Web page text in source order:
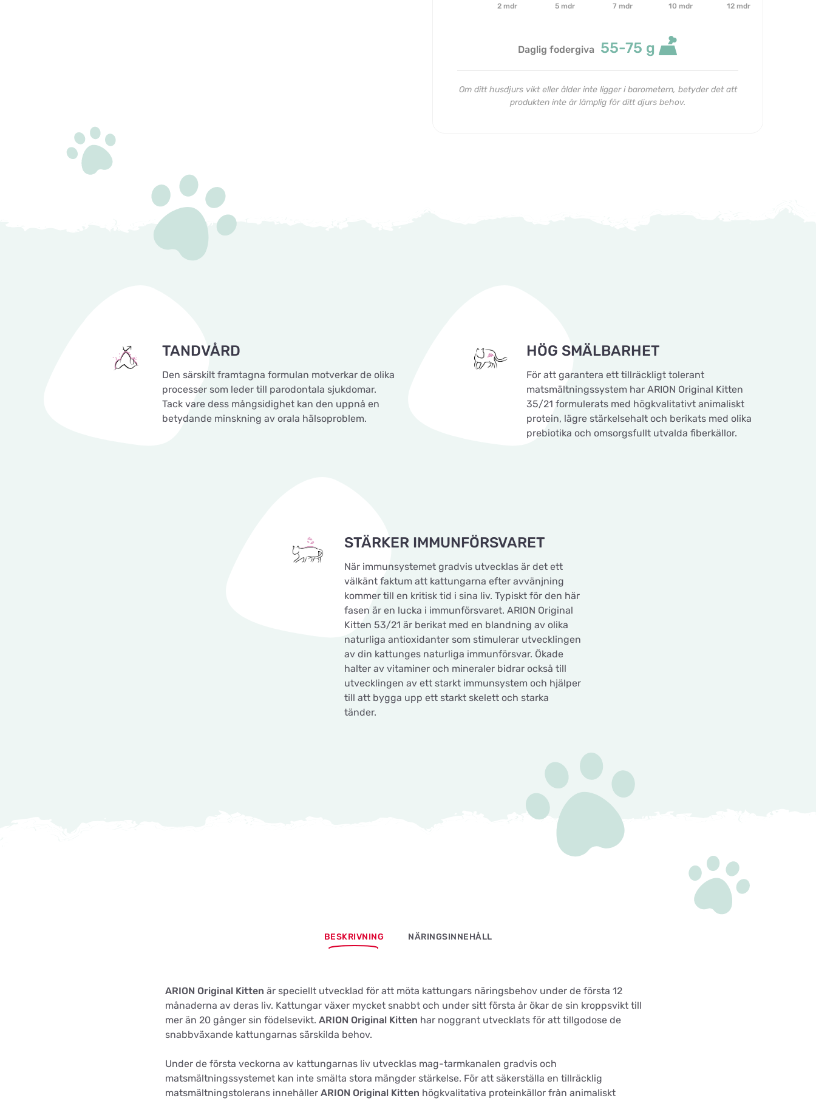
2 mdr 5 mdr 7 mdr 10 mdr 12 mdr
Daglig fodergiva 55-75 g
Om ditt husdjurs vikt eller ålder inte ligger i barometern, betyder det att
produkten inte är lämplig för ditt djurs behov.
TANDVÅRD
Den särskilt framtagna formulan motverkar de olika
processer som leder till parodontala sjukdomar.
Tack vare dess mångsidighet kan den uppnå en
betydande minskning av orala hälsoproblem.
HÖG SMÄLBARHET
För att garantera ett tillräckligt tolerant
matsmältningssystem har ARION Original Kitten
35/21 formulerats med högkvalitativt animaliskt
protein, lägre stärkelsehalt och berikats med olika
prebiotika och omsorgsfullt utvalda fiberkällor.
STÄRKER IMMUNFÖRSVARET
När immunsystemet gradvis utvecklas är det ett
välkänt faktum att kattungarna efter avvänjning
kommer till en kritisk tid i sina liv. Typiskt för den här
fasen är en lucka i immunförsvaret. ARION Original
Kitten 53/21 är berikat med en blandning av olika
naturliga antioxidanter som stimulerar utvecklingen
av din kattunges naturliga immunförsvar. Ökade
halter av vitaminer och mineraler bidrar också till
utvecklingen av ett starkt immunsystem och hjälper
till att bygga upp ett starkt skelett och starka
tänder.
BESKRIVNING NÄRINGSINNEHÅLL
ARION Original Kitten är speciellt utvecklad för att möta kattungars näringsbehov under de första 12
månaderna av deras liv. Kattungar växer mycket snabbt och under sitt första år ökar de sin kroppsvikt till
mer än 20 gånger sin födelsevikt. ARION Original Kitten har noggrant utvecklats för att tillgodose de
snabbväxande kattungarnas särskilda behov.
Under de första veckorna av kattungarnas liv utvecklas mag-tarmkanalen gradvis och
matsmältningssystemet kan inte smälta stora mängder stärkelse. För att säkerställa en tillräcklig
matsmältningstolerans innehåller ARION Original Kitten högkvalitativa proteinkällor från animaliskt